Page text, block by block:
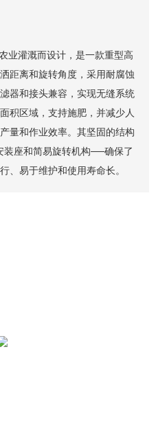
业灌溉而设计，是一款重型高
距离和旋转角度，采用耐腐蚀
器和接头兼容，实现无缝系统
积区域，支持施肥，并减少人
量和作业效率。其坚固的结构
座和简易旋转机构——确保了
、易于维护和使用寿命长。